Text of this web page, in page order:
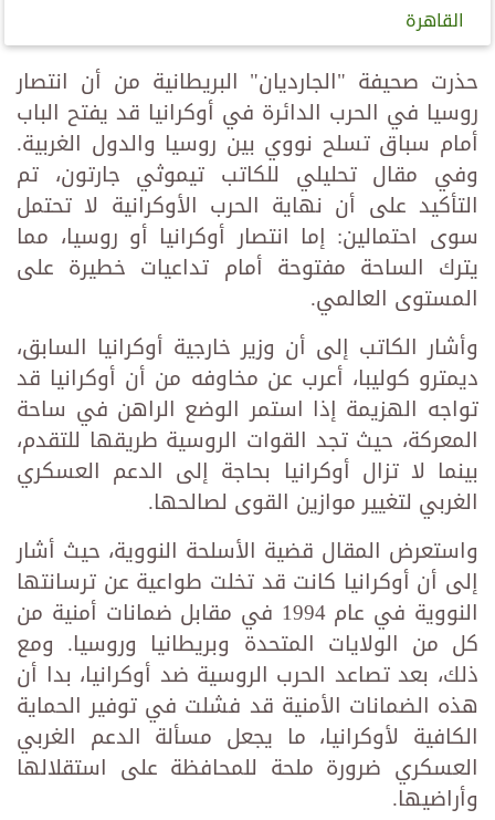
القاهرة
حذرت صحيفة "الجارديان" البريطانية من أن انتصار
روسيا في الحرب الدائرة في أوكرانيا قد يفتح الباب
أمام سباق تسلح نووي بين روسيا والدول الغربية.
وفي مقال تحليلي للكاتب تيموثي جارتون، تم
التأكيد على أن نهاية الحرب الأوكرانية لا تحتمل
سوى احتمالين: إما انتصار أوكرانيا أو روسيا، مما
يترك الساحة مفتوحة أمام تداعيات خطيرة على
المستوى العالمي.
وأشار الكاتب إلى أن وزير خارجية أوكرانيا السابق،
ديمترو كوليبا، أعرب عن مخاوفه من أن أوكرانيا قد
تواجه الهزيمة إذا استمر الوضع الراهن في ساحة
المعركة، حيث تجد القوات الروسية طريقها للتقدم،
بينما لا تزال أوكرانيا بحاجة إلى الدعم العسكري
الغربي لتغيير موازين القوى لصالحها.
واستعرض المقال قضية الأسلحة النووية، حيث أشار
إلى أن أوكرانيا كانت قد تخلت طواعية عن ترسانتها
النووية في عام 1994 في مقابل ضمانات أمنية من
كل من الولايات المتحدة وبريطانيا وروسيا. ومع
ذلك، بعد تصاعد الحرب الروسية ضد أوكرانيا، بدا أن
هذه الضمانات الأمنية قد فشلت في توفير الحماية
الكافية لأوكرانيا، ما يجعل مسألة الدعم الغربي
العسكري ضرورة ملحة للمحافظة على استقلالها
وأراضيها.